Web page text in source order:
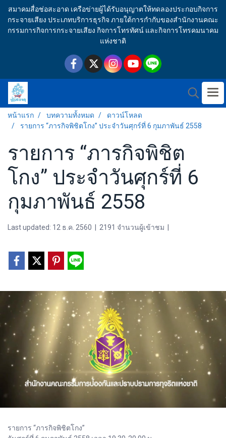
สมาคมสื่อช่อสะอาด เครือข่ายผู้ได้รับอนุญาตให้ทดลองประกอบกิจการ
กระจายเสียง ประเภทบริการธุรกิจ ภายใต้การกำกับของสำนักงานคณะ
กรรมการกิจการกระจายเสียง กิจการโทรทัศน์ และกิจการโทรคมนาคม
แห่งชาติ
หน้าแรก บทความทั้งหมด
ดาวน์โหลด
รายการ “ภารกิจพิชิตโกง” ประจำวันศุกร์ที่ 6 กุมภาพันธ์ 2558
รายการ “ภารกิจพิชิต
โกง” ประจำวันศุกร์ที่ 6
กุมภาพันธ์ 2558
Last updated: 12 ธ.ค. 2560 2191 จำนวนผู้เข้าชม
รายการ “ภารกิจพิชิตโกง”